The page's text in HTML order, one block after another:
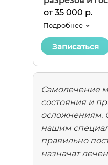
от 35 000 р.
Подробнее
Записаться
Самолечение
состояния и
осложнениям.
нашим
правильно
назначат